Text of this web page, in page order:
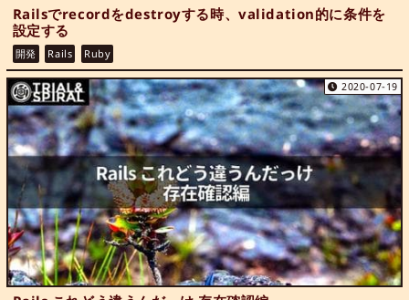
Railsでrecordをdestroyする時、validation的に条件を
設定する
開発 Rails Ruby
2020-07-19